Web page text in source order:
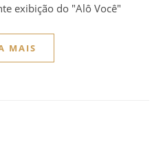
exibição do "Alô Você"
MAIS